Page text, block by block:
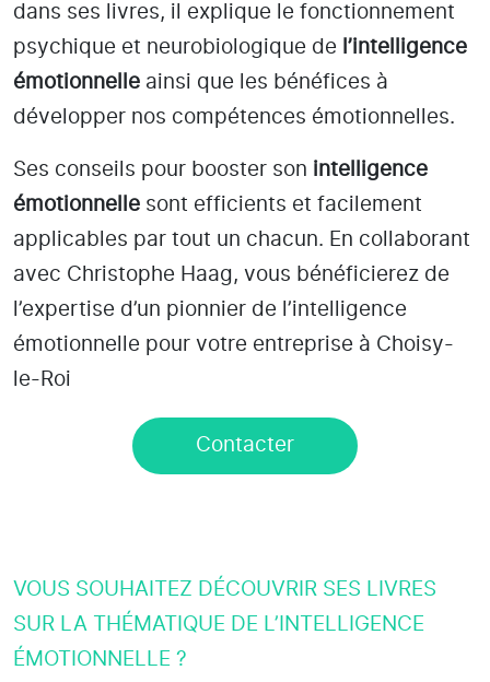
dans ses livres, il explique le fonctionnement
psychique et neurobiologique de l’intelligence
émotionnelle ainsi que les bénéfices à
développer nos compétences émotionnelles.
Ses conseils pour booster son intelligence
émotionnelle sont efficients et facilement
applicables par tout un chacun. En collaborant
avec Christophe Haag, vous bénéficierez de
l’expertise d’un pionnier de l’intelligence
émotionnelle pour votre entreprise à Choisy-
le-Roi
Contacter
VOUS SOUHAITEZ DÉCOUVRIR SES LIVRES
SUR LA THÉMATIQUE DE L’INTELLIGENCE
ÉMOTIONNELLE ?